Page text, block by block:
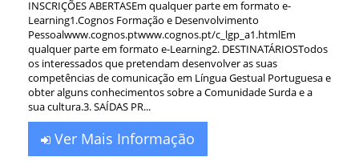
INSCRIÇÕES ABERTASEm qualquer parte em formato e-
Learning1.Cognos Formação e Desenvolvimento
Pessoalwww.cognos.ptwww.cognos.pt/c_lgp_a1.htmlEm
qualquer parte em formato e-Learning2. DESTINATÁRIOSTodos
os interessados que pretendam desenvolver as suas
competências de comunicação em Língua Gestual Portuguesa e
obter alguns conhecimentos sobre a Comunidade Surda e a
sua cultura.3. SAÍDAS PR...
Ver Mais Informação